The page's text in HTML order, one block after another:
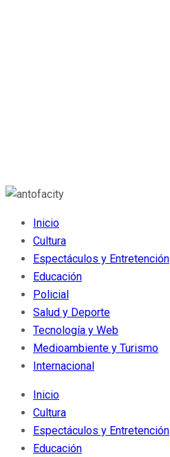
Inicio
Cultura
Espectáculos y Entretención
Educación
Policial
Salud y Deporte
Tecnología y Web
Medioambiente y Turismo
Internacional
Inicio
Cultura
Espectáculos y Entretención
Educación